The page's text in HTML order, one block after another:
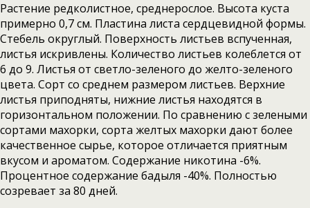
Растение редколистное, среднерослое. Высота куста
примерно 0,7 см. Пластина листа сердцевидной формы.
Стебель округлый. Поверхность листьев вспученная,
листья искривлены. Количество листьев колеблется от
6 до 9. Листья от светло-зеленого до желто-зеленого
цвета. Сорт со среднем размером листьев. Верхние
листья приподняты, нижние листья находятся в
горизонтальном положении. По сравнению с зелеными
сортами махорки, сорта желтых махорки дают более
качественное сырье, которое отличается приятным
вкусом и ароматом. Содержание никотина -6%.
Процентное содержание бадыля -40%. Полностью
созревает за 80 дней.